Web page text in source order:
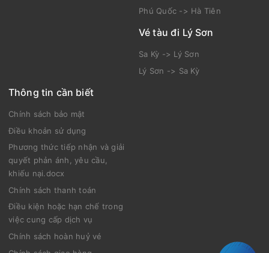
Phú Quốc -> Hà Tiên
Vé tàu đi Lý Sơn
Sa Kỳ -> Lý Sơn
Lý Sơn -> Sa Kỳ
Thông tin cần biết
Chính sách bảo mật
Điều khoản sử dụng
Phương thức tiếp nhận và giải
quyết phản ánh, yêu cầu,
khiếu nại.docx
Chính sách thanh toán
Điều kiện hoặc hạn chế trong
việc cung cấp dịch vụ
Chính sách hoàn huỷ vé